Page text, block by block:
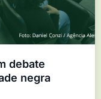
debate
negra